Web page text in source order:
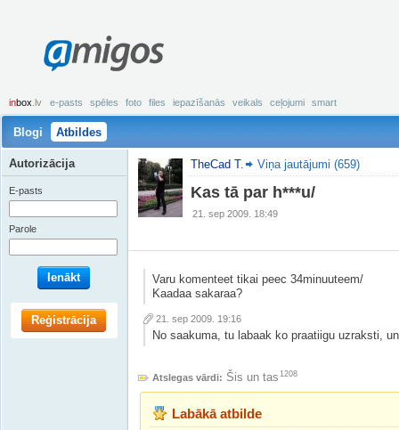
amigos
inbox .lv e-pasts spēles foto files iepazīšanās veikals ceļojumi smart
Blogi Atbildes
TheCad T. Viņa jautājumi (659)
Kas tā par h***u/
21. sep 2009. 18:49
Varu komenteet tikai peec 34minuuteem/
Kaadaa sakaraa?
21. sep 2009. 19:16
No saakuma, tu labaak ko praatiigu uzraksti,
Atslegas vārdi: Šis un tas 1208
Labākā atbilde
Autorizācija
E-pasts
Parole
Ienākt
Reģistrācija